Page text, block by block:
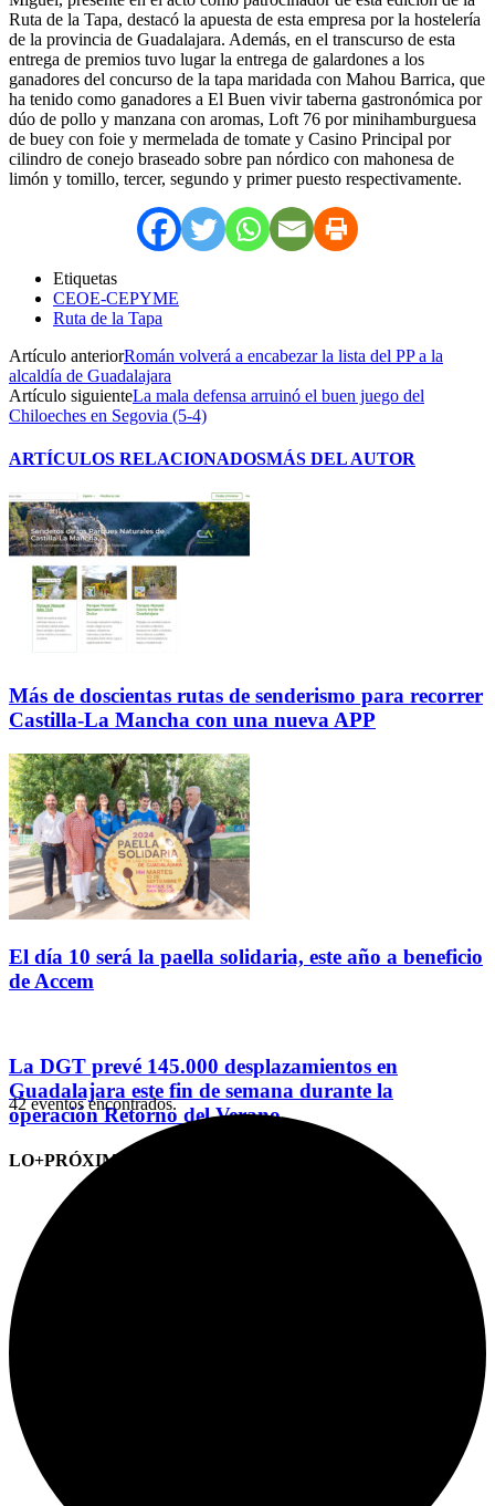
Ruta de la Tapa, destacó la apuesta de esta empresa por la hostelería
de la provincia de Guadalajara. Además, en el transcurso de esta
entrega de premios tuvo lugar la entrega de galardones a los
ganadores del concurso de la tapa maridada con Mahou Barrica, que
ha tenido como ganadores a El Buen vivir taberna gastronómica por
dúo de pollo y manzana con aromas, Loft 76 por minihamburguesa
de buey con foie y mermelada de tomate y Casino Principal por
cilindro de conejo braseado sobre pan nórdico con mahonesa de
limón y tomillo, tercer, segundo y primer puesto respectivamente.
Etiquetas
CEOE-CEPYME
Ruta de la Tapa
Artículo anteriorRomán volverá a encabezar la lista del PP a la
alcaldía de Guadalajara
Artículo siguienteLa mala defensa arruinó el buen juego del
Chiloeches en Segovia (5-4)
ARTÍCULOS RELACIONADOSMÁS DEL AUTOR
Más de doscientas rutas de senderismo para recorrer
Castilla-La Mancha con una nueva APP
El día 10 será la paella solidaria, este año a beneficio
de Accem
La DGT prevé 145.000 desplazamientos en
Guadalajara este fin de semana durante la
operación Retorno del Verano
LO+PRÓXIMO (CITAS)
42 eventos encontrados.